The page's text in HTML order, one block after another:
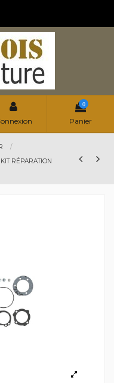
0
Panier
KIT RÉPARATION